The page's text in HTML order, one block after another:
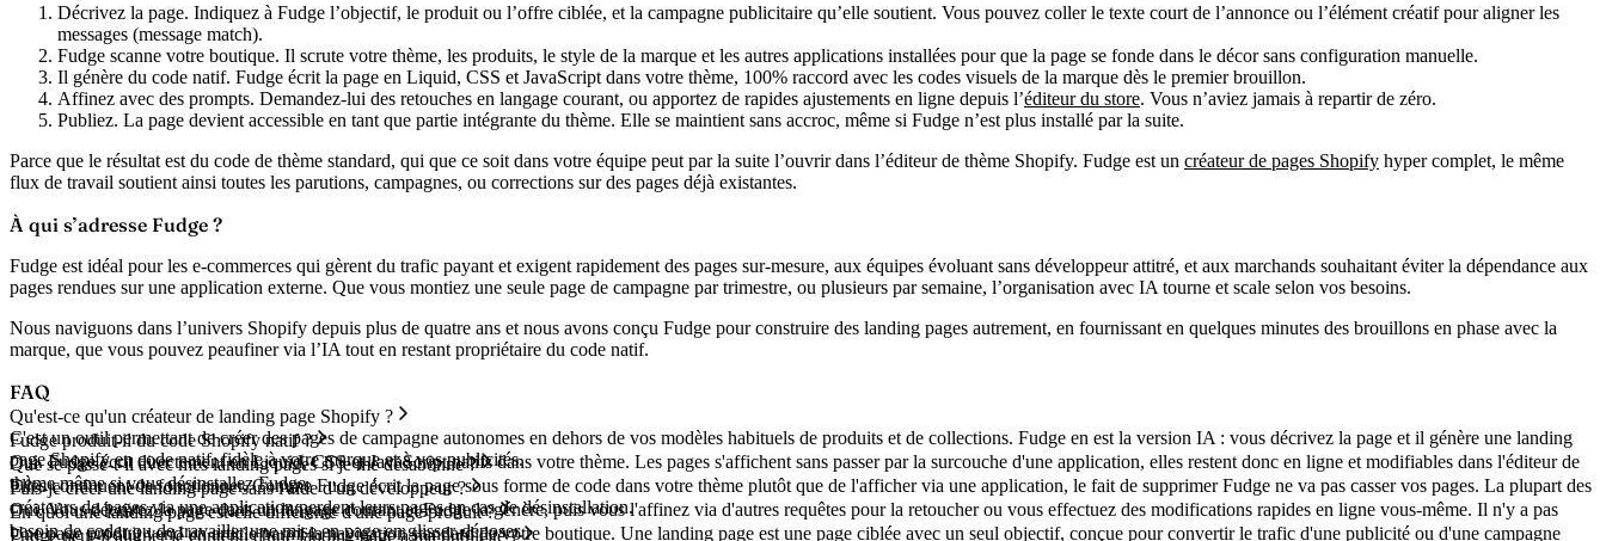
Décrivez la page. Indiquez à Fudge l’objectif, le produit ou l’offre ciblée, et la campagne publicitaire qu’elle soutient. Vous pouvez coller le texte court de l’annonce ou l’élément créatif pour aligner les
messages (message match).
Fudge scanne votre boutique. Il scrute votre thème, les produits, le style de la marque et les autres applications installées pour que la page se fonde dans le décor sans configuration manuelle.
Il génère du code natif. Fudge écrit la page en Liquid, CSS et JavaScript dans votre thème, 100% raccord avec les codes visuels de la marque dès le premier brouillon.
Affinez avec des prompts. Demandez-lui des retouches en langage courant, ou apportez de rapides ajustements en ligne depuis l’éditeur du store. Vous n’aviez jamais à repartir de zéro.
Publiez. La page devient accessible en tant que partie intégrante du thème. Elle se maintient sans accroc, même si Fudge n’est plus installé par la suite.
Parce que le résultat est du code de thème standard, qui que ce soit dans votre équipe peut par la suite l’ouvrir dans l’éditeur de thème Shopify. Fudge est un créateur de pages Shopify hyper complet, le même
flux de travail soutient ainsi toutes les parutions, campagnes, ou corrections sur des pages déjà existantes.
À qui s’adresse Fudge ?
Fudge est idéal pour les e-commerces qui gèrent du trafic payant et exigent rapidement des pages sur-mesure, aux équipes évoluant sans développeur attitré, et aux marchands souhaitant éviter la dépendance aux
pages rendues sur une application externe. Que vous montiez une seule page de campagne par trimestre, ou plusieurs par semaine, l’organisation avec IA tourne et scale selon vos besoins.
Nous naviguons dans l’univers Shopify depuis plus de quatre ans et nous avons conçu Fudge pour construire des landing pages autrement, en fournissant en quelques minutes des brouillons en phase avec la
marque, que vous pouvez peaufiner via l’IA tout en restant propriétaire du code natif.
FAQ
Qu'est-ce qu'un créateur de landing page Shopify ?
C'est un outil permettant de créer des pages de campagne autonomes en dehors de vos modèles habituels de produits et de collections. Fudge en est la version IA : vous décrivez la page et il génère une landing
page Shopify en code natif, fidèle à votre marque et à vos publicités.
Fudge produit-il du code Shopify natif ?
Oui. Fudge écrit directement en Liquid, CSS et JavaScript natifs dans votre thème. Les pages s'affichent sans passer par la surcouche d'une application, elles restent donc en ligne et modifiables dans l'éditeur de
thème même si vous désinstallez Fudge.
Que se passe-t-il avec mes landing pages si je me désabonne ?
Elles continuent de fonctionner. Comme Fudge écrit la page sous forme de code dans votre thème plutôt que de l'afficher via une application, le fait de supprimer Fudge ne va pas casser vos pages. La plupart des
créateurs de pages via une application perdent leurs pages en cas de désinstallation.
Puis-je créer une landing page sans l'aide d'un développeur ?
Oui. Vous décrivez la page dans un langage courant et Fudge la génère, puis vous l'affinez via d'autres requêtes pour la retoucher ou vous effectuez des modifications rapides en ligne vous-même. Il n'y a pas
besoin de coder ou de travailler une mise en page en glisser-déposer.
En quoi une landing page est-elle différente d'une page produit ?
Une page produit vend un article parmi la navigation standard de votre boutique. Une landing page est une page ciblée avec un seul objectif, conçue pour convertir le trafic d'une publicité ou d'une campagne
Fudge peut-il aligner le contenu d'une landing page à ma publicité ?